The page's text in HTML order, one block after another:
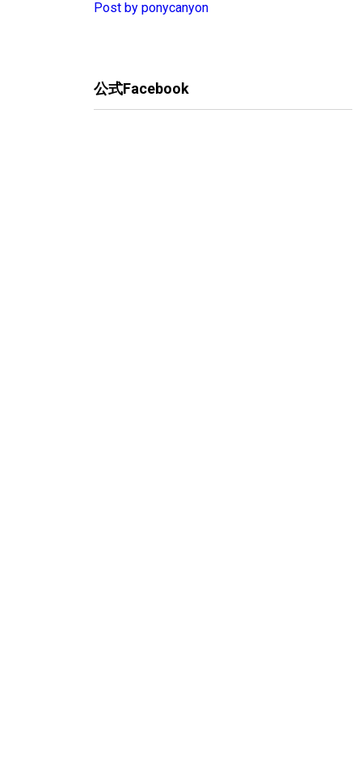
Post by ponycanyon
公式Facebook